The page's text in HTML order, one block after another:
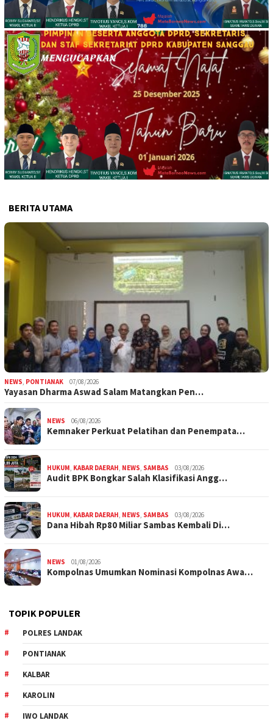
BERITA UTAMA
NEWS PONTIANAK 07/08/2026
Yayasan Dharma Aswad Salam Matangkan Pen…
NEWS 06/08/2026
Kemnaker Perkuat Pelatihan dan Penempata…
HUKUM KABAR DAERAH NEWS SAMBAS 03/08/2026
Audit BPK Bongkar Salah Klasifikasi Angg…
HUKUM KABAR DAERAH NEWS SAMBAS 03/08/2026
Dana Hibah Rp80 Miliar Sambas Kembali Di…
NEWS 01/08/2026
Kompolnas Umumkan Nominasi Kompolnas Awa…
TOPIK POPULER
POLRES LANDAK
PONTIANAK
KALBAR
KAROLIN
IWO LANDAK